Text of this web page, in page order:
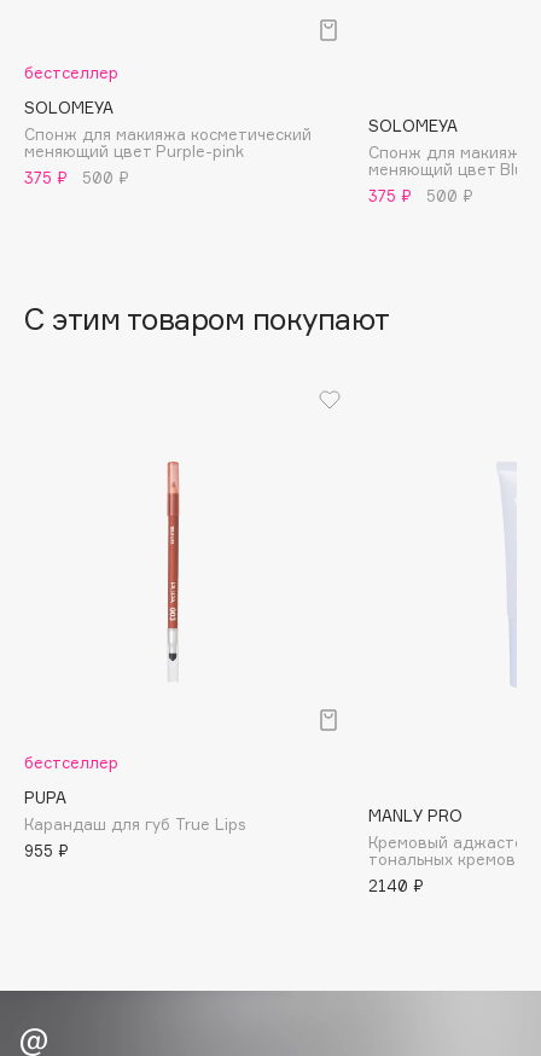
Babor
Baffy
Balmain Hair Couture
ЭКСКЛЮЗИВ
Banderas
Beauty Pati
BORK
Brunello Cucinelli
Byredo
бестселлер
SOLOMEYA
Спонж для макияжа косметический
меняющий цвет Purple-pink
375 ₽
500 ₽
SOLOMEYA
Спонж для макияжа
меняющий цвет
375 ₽
500 ₽
С этим товаром покупают
бестселлер
PUPA
Карандаш для губ True Lips
955 ₽
MANLY PRO
Кремовый аджастер
тональных кремов
2140 ₽